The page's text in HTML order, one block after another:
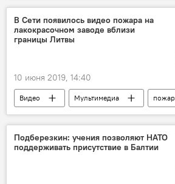
В Сети появилось видео пожара на
лакокрасочном заводе вблизи
границы Литвы
10 июня 2019, 14:40
Видео Мультимедиа пожар
Подберезкин: учения позволяют НАТО
поддерживать присутствие в Балтии